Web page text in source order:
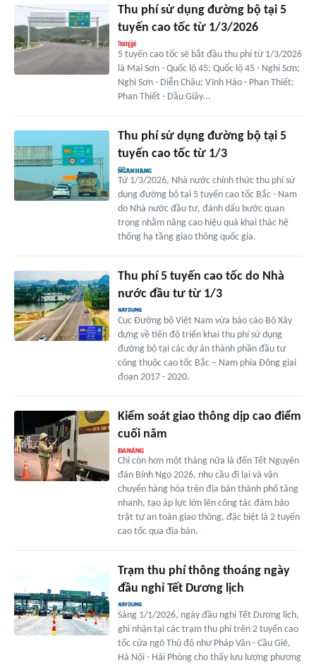
Thu phí sử dụng đường bộ tại 5
tuyến cao tốc từ 1/3/2026
5 tuyến cao tốc sẽ bắt đầu thu phí từ 1/3/2026
là Mai Sơn - Quốc lộ 45; Quốc lộ 45 - Nghi Sơn;
Nghi Sơn - Diễn Châu; Vĩnh Hảo - Phan Thiết;
Phan Thiết - Dầu Giây...
Thu phí sử dụng đường bộ tại 5
tuyến cao tốc từ 1/3
Từ 1/3/2026, Nhà nước chính thức thu phí sử
dụng đường bộ tại 5 tuyến cao tốc Bắc - Nam
do Nhà nước đầu tư, đánh dấu bước quan
trọng nhằm nâng cao hiệu quả khai thác hệ
thống hạ tầng giao thông quốc gia.
Thu phí 5 tuyến cao tốc do Nhà
nước đầu tư từ 1/3
Cục Đường bộ Việt Nam vừa báo cáo Bộ Xây
dựng về tiến độ triển khai thu phí sử dụng
đường bộ tại các dự án thành phần đầu tư
công thuộc cao tốc Bắc – Nam phía Đông giai
đoạn 2017 - 2020.
Kiểm soát giao thông dịp cao điểm
cuối năm
Chỉ còn hơn một tháng nữa là đến Tết Nguyên
đán Bính Ngọ 2026, nhu cầu đi lại và vận
chuyển hàng hóa trên địa bàn thành phố tăng
nhanh, tạo áp lực lớn lên công tác đảm bảo
trật tự an toàn giao thông, đặc biệt là 2 tuyến
cao tốc qua địa bàn.
Trạm thu phí thông thoáng ngày
đầu nghỉ Tết Dương lịch
Sáng 1/1/2026, ngày đầu nghỉ Tết Dương lịch,
ghi nhận tại các trạm thu phí trên 2 tuyến cao
tốc cửa ngõ Thủ đô như Pháp Vân - Cầu Giẽ,
Hà Nội - Hải Phòng cho thấy lưu lượng phương